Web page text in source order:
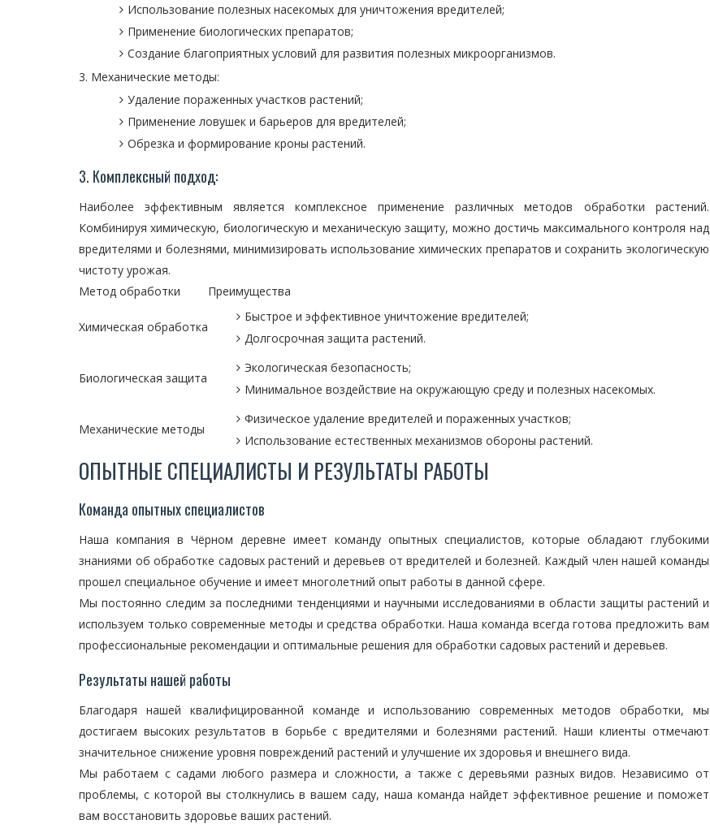
Использование полезных насекомых для уничтожения вредителей;
Применение биологических препаратов;
Создание благоприятных условий для развития полезных микроорганизмов.
Механические методы:
Удаление пораженных участков растений;
Применение ловушек и барьеров для вредителей;
Обрезка и формирование кроны растений.
3. Комплексный подход:
Наиболее эффективным является комплексное применение различных методов обработки растений.
Комбинируя химическую, биологическую и механическую защиту, можно достичь максимального контроля над
вредителями и болезнями, минимизировать использование химических препаратов и сохранить экологическую
чистоту урожая.
Метод обработки
Преимущества
Химическая обработка
Быстрое и эффективное уничтожение вредителей;
Долгосрочная защита растений.
Биологическая защита
Экологическая безопасность;
Минимальное воздействие на окружающую среду и полезных насекомых.
Механические методы
Физическое удаление вредителей и пораженных участков;
Использование естественных механизмов обороны растений.
ОПЫТНЫЕ СПЕЦИАЛИСТЫ И РЕЗУЛЬТАТЫ РАБОТЫ
Команда опытных специалистов
Наша компания в Чёрном деревне имеет команду опытных специалистов, которые обладают глубокими
знаниями об обработке садовых растений и деревьев от вредителей и болезней. Каждый член нашей команды
прошел специальное обучение и имеет многолетний опыт работы в данной сфере.
Мы постоянно следим за последними тенденциями и научными исследованиями в области защиты растений и
используем только современные методы и средства обработки. Наша команда всегда готова предложить вам
профессиональные рекомендации и оптимальные решения для обработки садовых растений и деревьев.
Результаты нашей работы
Благодаря нашей квалифицированной команде и использованию современных методов обработки, мы
достигаем высоких результатов в борьбе с вредителями и болезнями растений. Наши клиенты отмечают
значительное снижение уровня повреждений растений и улучшение их здоровья и внешнего вида.
Мы работаем с садами любого размера и сложности, а также с деревьями разных видов. Независимо от
проблемы, с которой вы столкнулись в вашем саду, наша команда найдет эффективное решение и поможет
вам восстановить здоровье ваших растений.